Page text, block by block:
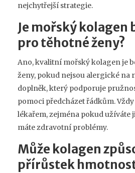
nejchytřejší strategie.
Je mořský kolagen
pro těhotné ženy?
Ano, kvalitní mořský kolagen je
ženy, pokud nejsou alergické na
doplněk, který podporuje
pomoci předcházet řádkům.
lékařem, zejména pokud užíváte
máte zdravotní problémy.
Může kolagen
přírůstek